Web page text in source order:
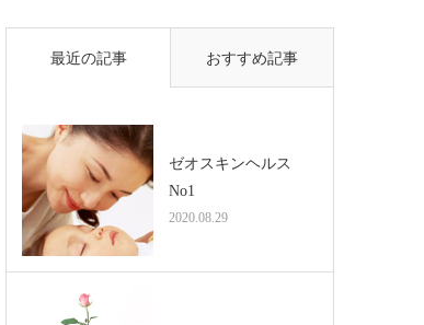
最近の記事 おすすめ記事
ゼオスキンヘルス
No1
2020.08.29